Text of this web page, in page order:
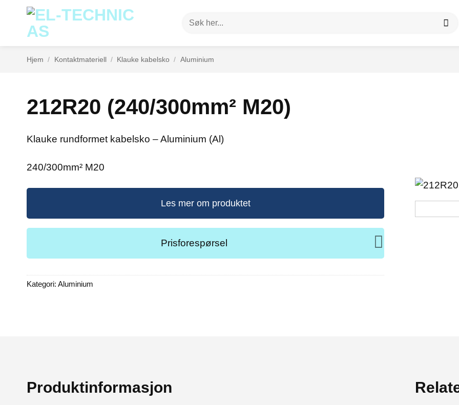
content
Søk
Hjem / Kontaktmateriell / Klauke kabelsko / Aluminium
212R20 (240/300mm² M20)
Klauke rundformet kabelsko – Aluminium (Al)
240/300mm² M20
Les mer om produktet
Prisforespørsel
Kategori: Aluminium
Produktinformasjon